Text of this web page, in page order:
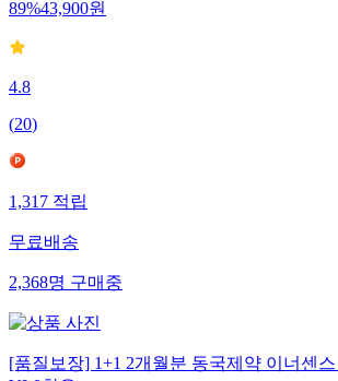
89%43,900원
4.8
(20)
1,317적립
무료배송
2,368명구매중
[품질보장] 1+1 2개월분 동국제약 이너센